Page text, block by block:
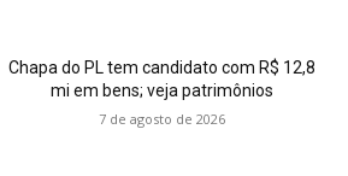
Chapa do PL tem candidato com R$ 12,8
mi em bens; veja patrimônios
7 de agosto de 2026